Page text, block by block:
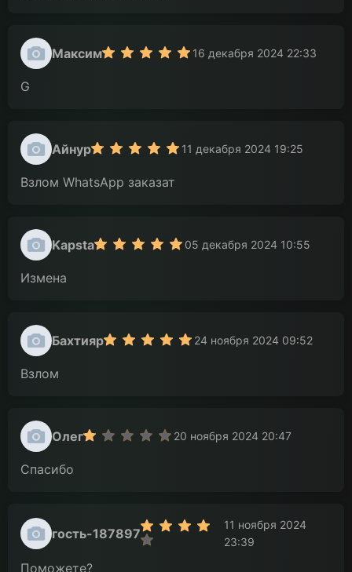
Максим 16 декабря 2024 22:33
G
Айнур 11 декабря 2024 19:25
Взлом WhatsApp заказат
Kapsta 05 декабря 2024 10:55
Измена
Бахтияр 24 ноября 2024 09:52
Взлом
Олег 20 ноября 2024 20:47
Спасибо
гость-187897
11 ноября 2024
23:39
Поможете?